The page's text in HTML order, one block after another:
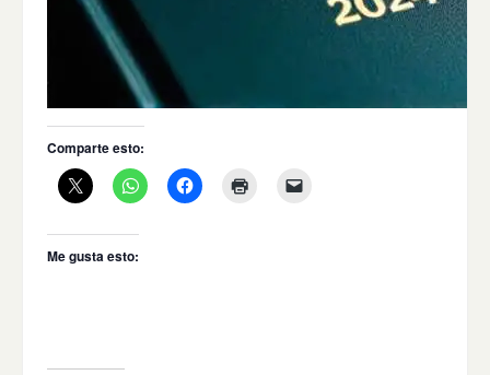
Comparte esto:
Me gusta esto: